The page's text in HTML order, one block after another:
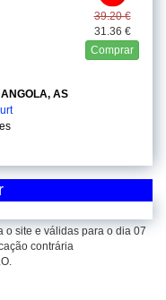
39.20 €
31.36 €
Comprar
AS
o site e válidas para o dia 07
contrária